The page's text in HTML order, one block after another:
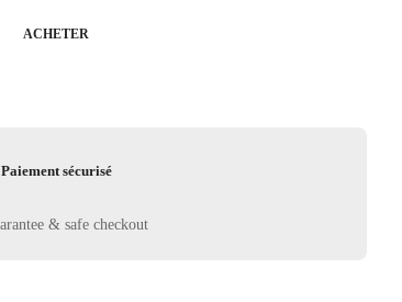
ACHETER
Paiement sécurisé